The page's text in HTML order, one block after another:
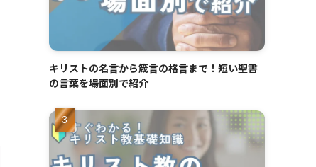
キリストの名言から箴言の格言まで！短い聖書
の言葉を場面別で紹介